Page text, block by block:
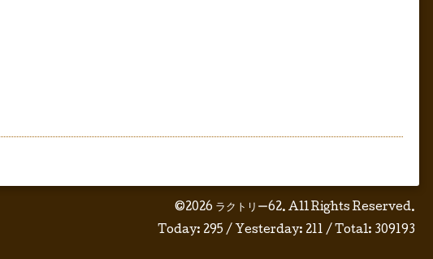
©2026 ラクトリー62. All Rights Reserved.
Today: 295 / Yesterday: 211 / Total: 309193